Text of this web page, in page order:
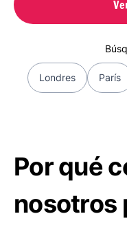
Londres París
Por qué
nosotros